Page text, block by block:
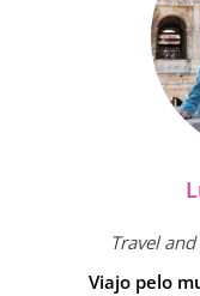
Travel
Viajo pelo